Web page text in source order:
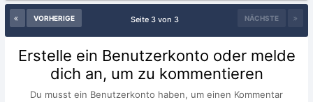
VORHERIGE NÄCHSTE
Seite 3 von 3
Erstelle ein Benutzerkonto oder melde
dich an, um zu kommentieren
Du musst ein Benutzerkonto haben, um einen Kommentar